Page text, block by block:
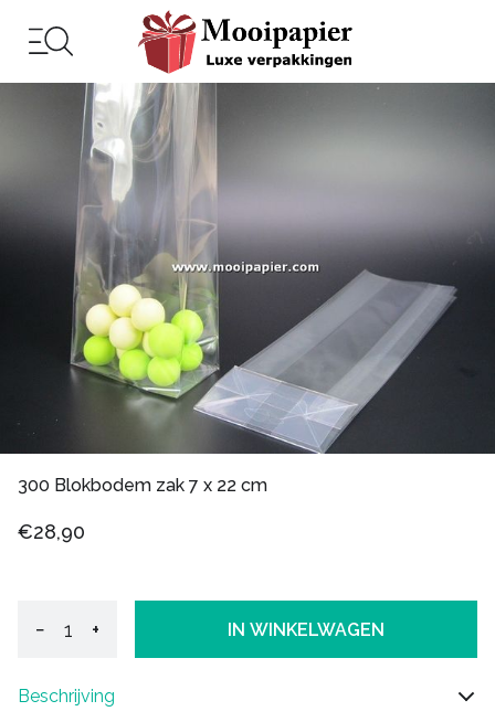
300 Blokbodem zak 7 x 22 cm
€28,90
− + IN WINKELWAGEN
Beschrijving